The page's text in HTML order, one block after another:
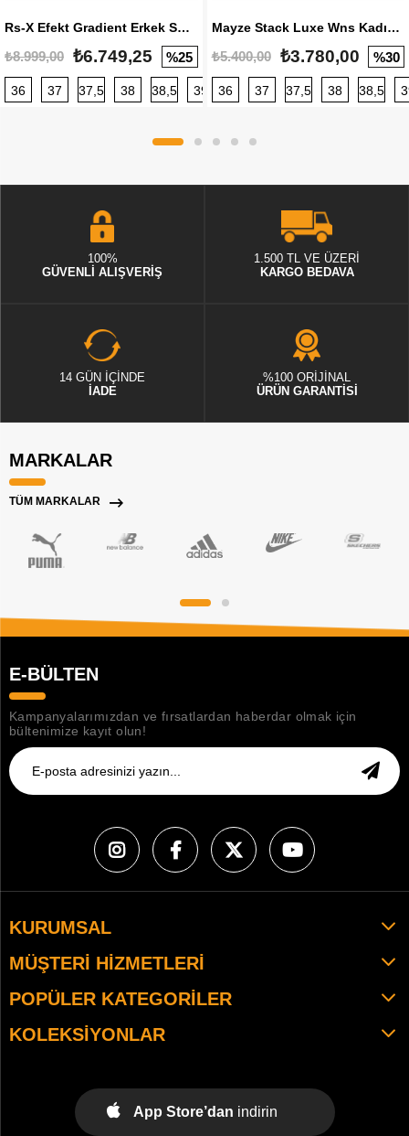
Rs-X Efekt Gradient Erkek Sneaker
₺8.999,00 ₺6.749,25 %25
36 37 37,5 38 38,5 39 40 40,5 41 42 42,5
Mayze Stack Luxe Wns Kadın Sneaker
₺5.400,00 ₺3.780,00 %30
36 37 37,5 38 38,5
100%
GÜVENLİ ALIŞVERİŞ
1.500 TL VE ÜZERİ
KARGO BEDAVA
14 GÜN İÇİNDE
İADE
%100 ORİJİNAL
ÜRÜN GARANTİSİ
MARKALAR
TÜM MARKALAR
E-BÜLTEN
Kampanyalarımızdan ve fırsatlardan haberdar olmak için
bültenimize kayıt olun!
KURUMSAL
MÜŞTERI HIZMETLERI
POPÜLER KATEGORILER
KOLEKSIYONLAR
App Store’dan indirin